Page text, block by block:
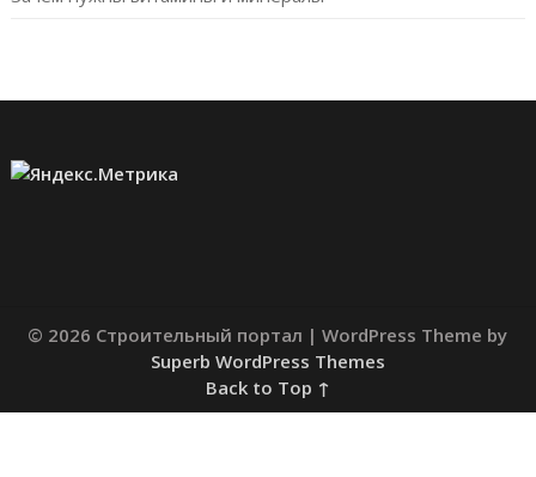
© 2026 Строительный портал | WordPress Theme by
Superb WordPress Themes
Back to Top ↑